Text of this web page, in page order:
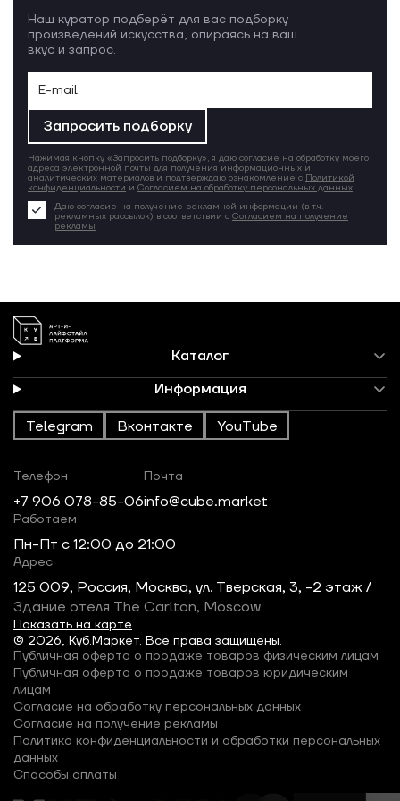
Наш куратор подберёт для вас подборку
произведений искусства, опираясь на ваш
вкус и запрос.
Запросить подборку
Нажимая кнопку «Запросить подборку», я даю согласие на обработку моего
адреса электронной почты для получения информационных и
аналитических материалов и подтверждаю ознакомление с Политикой
конфиденциальности и Согласием на обработку персональных данных.
Даю согласие на получение рекламной информации (в т.ч.
рекламных рассылок) в соответствии с Согласием на получение
рекламы
Каталог
Информация
Telegram Вконтакте YouTube
© 2026, Куб.Маркет. Все права защищены.
Телефон
+7 906 078-85-06
Почта
info@cube.market
Работаем
Пн-Пт c 12:00 до 21:00
Адрес
125 009, Россия, Москва, ул. Тверская, 3, -2 этаж /
Здание отеля The Carlton, Moscow
Показать на карте
Публичная оферта о продаже товаров физическим лицам
Публичная оферта о продаже товаров юридическим
лицам
Согласие на обработку персональных данных
Согласие на получение рекламы
Политика конфиденциальности и обработки персональных
данных
Способы оплаты